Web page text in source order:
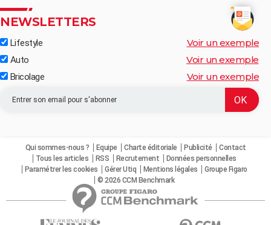
NEWSLETTERS
Lifestyle Voir un exemple
Auto Voir un exemple
Bricolage Voir un exemple
Qui sommes-nous ? Equipe Charte éditoriale Publicité
Contact
Tous les articles
RSS Recrutement
Données personnelles
Paramétrer les cookies
Gérer Utiq Mentions légales
Groupe Figaro
© 2026 CCM Benchmark